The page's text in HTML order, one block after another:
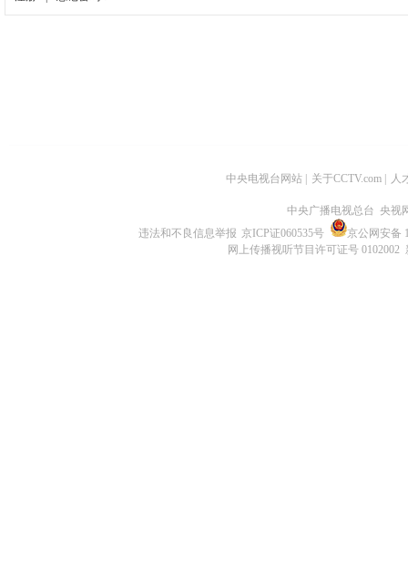
中央电视台网站 关于CCTV.com 人
中央广播电视总台 央视
违法和不良信息举报 京ICP证060535号
京公网安备
网上传播视听节目许可证号 0102002